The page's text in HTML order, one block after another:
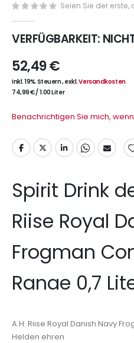
Seien Sie der
VERFÜGBARKEIT:
52,49 €
Inkl. 19% Steuern,exkl.Versandkosten
74,99 €/1.00 Liter
Benachrichtigen Sie mich,
Spirit Drink
Riise Royal
Frogman
Ranae 0,7
A.H. Riise Royal Danish Navy
Helden ehren